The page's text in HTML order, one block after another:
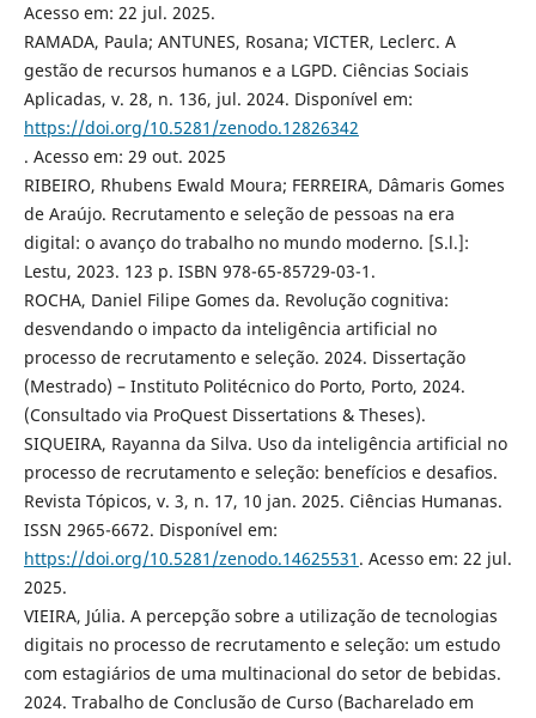
Acesso em: 22 jul. 2025.
RAMADA, Paula; ANTUNES, Rosana; VICTER, Leclerc. A
gestão de recursos humanos e a LGPD. Ciências Sociais
Aplicadas, v. 28, n. 136, jul. 2024. Disponível em:
https://doi.org/10.5281/zenodo.12826342
. Acesso em: 29 out. 2025
RIBEIRO, Rhubens Ewald Moura; FERREIRA, Dâmaris Gomes
de Araújo. Recrutamento e seleção de pessoas na era
digital: o avanço do trabalho no mundo moderno. [S.l.]:
Lestu, 2023. 123 p. ISBN 978-65-85729-03-1.
ROCHA, Daniel Filipe Gomes da. Revolução cognitiva:
desvendando o impacto da inteligência artificial no
processo de recrutamento e seleção. 2024. Dissertação
(Mestrado) – Instituto Politécnico do Porto, Porto, 2024.
(Consultado via ProQuest Dissertations & Theses).
SIQUEIRA, Rayanna da Silva. Uso da inteligência artificial no
processo de recrutamento e seleção: benefícios e desafios.
Revista Tópicos, v. 3, n. 17, 10 jan. 2025. Ciências Humanas.
ISSN 2965-6672. Disponível em:
https://doi.org/10.5281/zenodo.14625531 . Acesso em: 22 jul.
2025.
VIEIRA, Júlia. A percepção sobre a utilização de tecnologias
digitais no processo de recrutamento e seleção: um estudo
com estagiários de uma multinacional do setor de bebidas.
2024. Trabalho de Conclusão de Curso (Bacharelado em